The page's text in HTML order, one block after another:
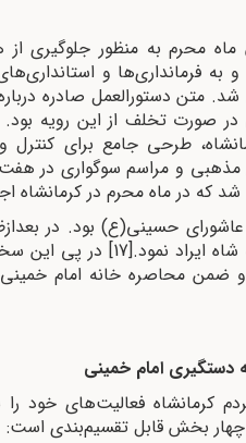
ماه محرم به منظور جلوگیری
به فرمانداری‌ها و
متن دستورالعمل صادره
صورت تخلف از این رویه بود.
طرحی جامع برای کنترل
و مراسم سوگواری در هفت
1342 مصادف با روز عاشورای حسینی(ع)
ایراد نمود.[17]
در پی این
قم آمدند و ضمن محاصره خانه امام
دستگیری امام خمینی
کرمانشاه فعالیت‌های خود
چهار بخش قابل تقسیم‌بندی است: